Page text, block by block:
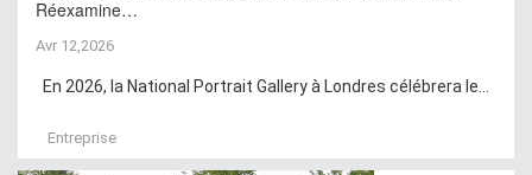
Réexamine…
Avr 12,2026
En 2026, la National Portrait Gallery à Londres célébrera le...
Entreprise